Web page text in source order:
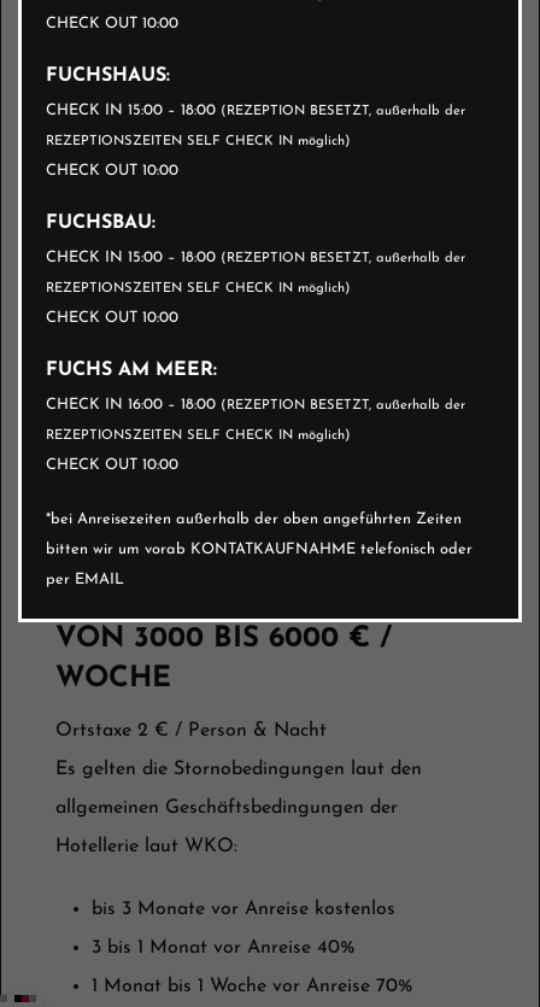
HAND- UND BADETÜCHER:
für die angegebene Personenanzahl sind
jeweils 1 Handtuch und 1 Badetuch
bereitgestellt
BRÖTCHENSERVICE:
individuell zusammengestellt, täglich frisch
an eure Appartementüre
Online Bestellung vor Ort oder vor Anreise
möglich
VON 3000 BIS 6000 € /
WOCHE
Ortstaxe 2 € / Person & Nacht
Es gelten die Stornobedingungen laut den
allgemeinen Geschäftsbedingungen der
Hotellerie laut WKO:
bis 3 Monate vor Anreise kostenlos
3 bis 1 Monat vor Anreise 40%
1 Monat bis 1 Woche vor Anreise 70%
CHECK OUT 10:00
FUCHSHAUS:
CHECK IN 15:00 – 18:00 (REZEPTION BESETZT, außerhalb der
REZEPTIONSZEITEN SELF CHECK IN möglich)
CHECK OUT 10:00
FUCHSBAU:
CHECK IN 15:00 – 18:00 (REZEPTION BESETZT, außerhalb der
REZEPTIONSZEITEN SELF CHECK IN möglich)
CHECK OUT 10:00
FUCHS AM MEER:
CHECK IN 16:00 – 18:00 (REZEPTION BESETZT, außerhalb der
REZEPTIONSZEITEN SELF CHECK IN möglich)
CHECK OUT 10:00
*bei Anreisezeiten außerhalb der oben angeführten Zeiten
bitten wir um vorab KONTATKAUFNAHME telefonisch oder
per EMAIL